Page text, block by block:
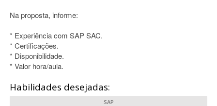
Na proposta, informe:
* Experiência com SAP SAC.
* Certificações.
* Disponibilidade.
* Valor hora/aula.
Habilidades desejadas:
SAP